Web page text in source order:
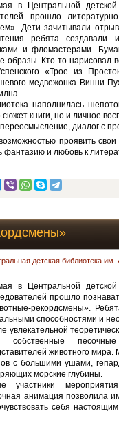
в Центральной
прошло
Дети зачитывали
ребята создавали
и фломастерами.
образы. Кто-то нарисовал
«Трое из
медвежонка Винни-
наполнилась
книги, но и личное
диалог с
проявить
фантазию и любовь к
детская библиотека им.
в Центральной
прошло
рекордсмены».
способностями и
увлекательной
собственные
животного мира.
с большими ушами,
морские глубины.
участники
анимация позволила
себя